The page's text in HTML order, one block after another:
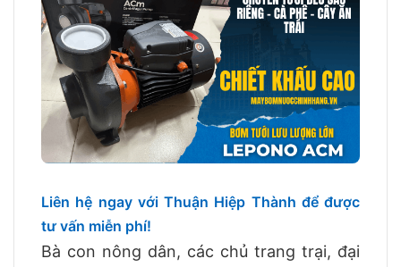
Liên hệ ngay với Thuận Hiệp Thành để được
tư vấn miễn phí!
Bà con nông dân, các chủ trang trại, đại